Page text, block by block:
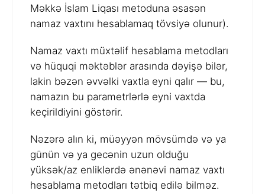
Məkkə İslam Liqası metoduna əsasən
namaz vaxtını hesablamaq tövsiyə olunur).
Namaz vaxtı müxtəlif hesablama metodları
və hüquqi məktəblər arasında dəyişə bilər,
lakin bəzən əvvəlki vaxtla eyni qalır — bu,
namazın bu parametrlərlə eyni vaxtda
keçirildiyini göstərir.
Nəzərə alın ki, müəyyən mövsümdə və ya
günün və ya gecənin uzun olduğu
yüksək/az enliklərdə ənənəvi namaz vaxtı
hesablama metodları tətbiq edilə bilməz.